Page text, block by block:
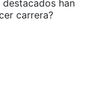
han
carrera?